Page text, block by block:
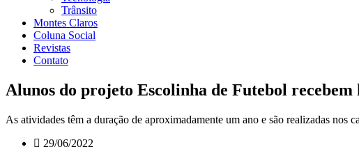
Trânsito
Montes Claros
Coluna Social
Revistas
Contato
Alunos do projeto Escolinha de Futebol recebem
As atividades têm a duração de aproximadamente um ano e são realizadas
29/06/2022